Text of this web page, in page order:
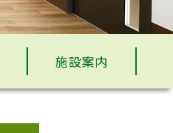
施設案内